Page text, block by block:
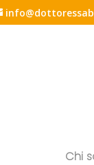
Chi